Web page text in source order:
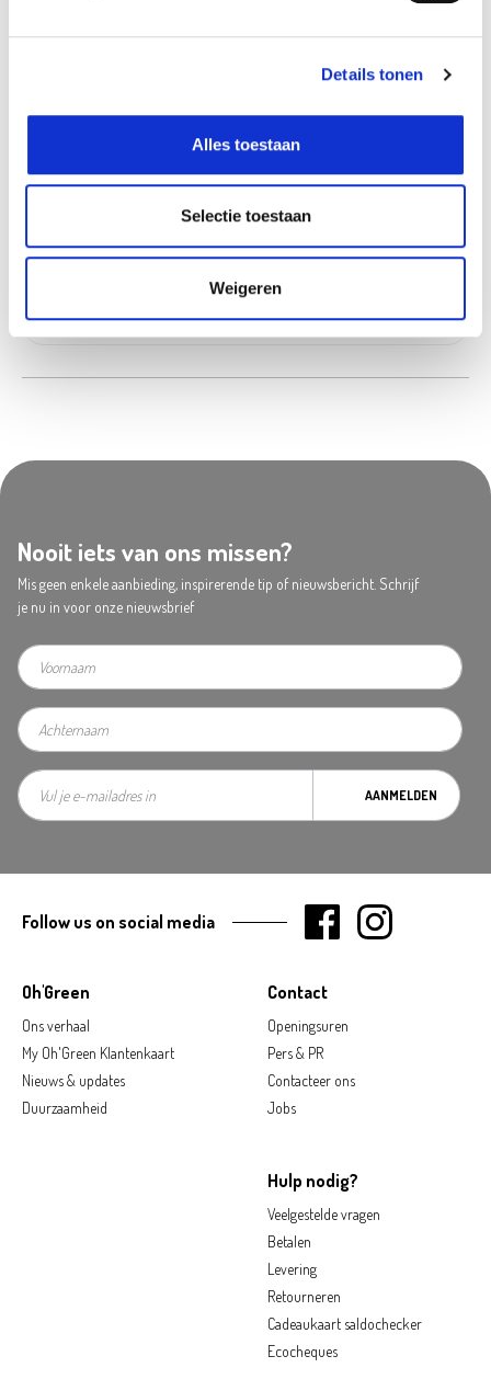
Details tonen
Alles toestaan
Selectie toestaan
Weigeren
Sint-Katelijne-Waver
In stock
Nooit iets van ons missen?
Mis geen enkele aanbieding, inspirerende tip of nieuwsbericht. Schrijf
je nu in voor onze nieuwsbrief
AANMELDEN
Oh'Green
Ons verhaal
My Oh'Green Klantenkaart
Nieuws & updates
Duurzaamheid
Contact
Openingsuren
Pers & PR
Contacteer ons
Jobs
Hulp nodig?
Veelgestelde vragen
Betalen
Levering
Retourneren
Cadeaukaart saldochecker
Ecocheques
Follow us on social media